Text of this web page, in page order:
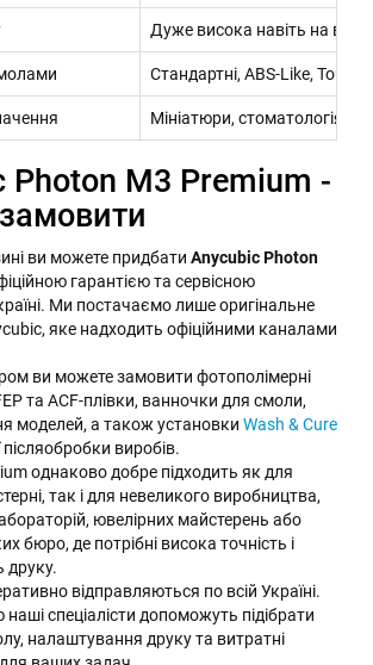
Дуже висока навіть на
Стандартні, ABS-Like,
Мініатюри, стоматологія,
Photon M3 Premium -
ви можете придбати Anycubic Photon
гарантією та сервісною
Ми постачаємо лише оригінальне
яке надходить офіційними каналами
ви можете замовити фотополімерні
та ACF-плівки, ванночки для смоли,
моделей, а також установки Wash & Cure
виробів.
однаково добре підходить як для
так і для невеликого виробництва,
ювелірних майстерень або
бюро, де потрібні висока точність і
друку.
відправляються по всій Україні.
спеціалісти допоможуть підібрати
налаштування друку та витратні